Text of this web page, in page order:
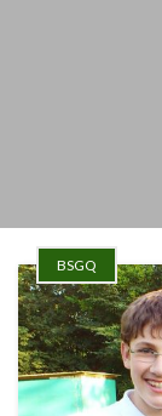
BSGQ